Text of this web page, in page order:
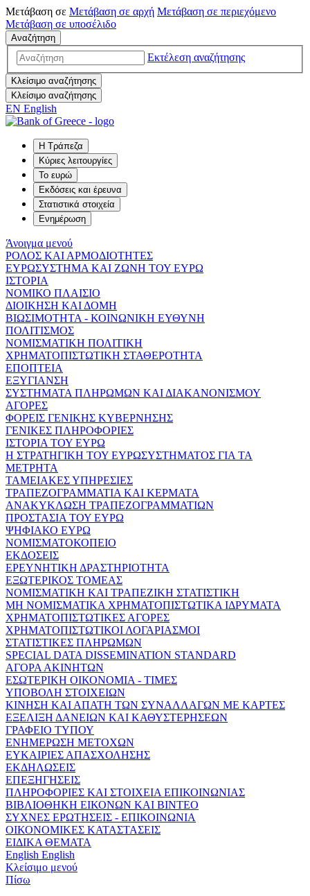
Μετάβαση σε Μετάβαση σε αρχή Μετάβαση σε περιεχόμενο
Μετάβαση σε υποσέλιδο
Αναζήτηση
Εκτέλεση αναζήτησης
Κλείσιμο αναζήτησης
Κλείσιμο αναζήτησης
EN English
Η Τράπεζα
Κύριες λειτουργίες
Το ευρώ
Εκδόσεις και έρευνα
Στατιστικά στοιχεία
Ενημέρωση
Άνοιγμα μενού
ΡΟΛΟΣ ΚΑΙ ΑΡΜΟΔΙΟΤΗΤΕΣ
ΕΥΡΩΣΥΣΤΗΜΑ ΚΑΙ ΖΩΝΗ ΤΟΥ ΕΥΡΩ
ΙΣΤΟΡΙΑ
ΝΟΜΙΚΟ ΠΛΑΙΣΙΟ
ΔΙΟΙΚΗΣΗ ΚΑΙ ΔΟΜΗ
ΒΙΩΣΙΜΟΤΗΤΑ - ΚΟΙΝΩΝΙΚΗ ΕΥΘΥΝΗ
ΠΟΛΙΤΙΣΜΟΣ
ΝΟΜΙΣΜΑΤΙΚΗ ΠΟΛΙΤΙΚΗ
ΧΡΗΜΑΤΟΠΙΣΤΩΤΙΚΗ ΣΤΑΘΕΡΟΤΗΤΑ
ΕΠΟΠΤΕΙΑ
ΕΞΥΓΙΑΝΣΗ
ΣΥΣΤΗΜΑΤΑ ΠΛΗΡΩΜΩΝ ΚΑΙ ΔΙΑΚΑΝΟΝΙΣΜΟΥ
ΑΓΟΡΕΣ
ΦΟΡΕΙΣ ΓΕΝΙΚΗΣ ΚΥΒΕΡΝΗΣΗΣ
ΓΕΝΙΚΕΣ ΠΛΗΡΟΦΟΡΙΕΣ
ΙΣΤΟΡΙΑ ΤΟΥ ΕΥΡΩ
Η ΣΤΡΑΤΗΓΙΚΗ ΤΟΥ ΕΥΡΩΣΥΣΤΗΜΑΤΟΣ ΓΙΑ ΤΑ
ΜΕΤΡΗΤΑ
ΤΑΜΕΙΑΚΕΣ ΥΠΗΡΕΣΙΕΣ
ΤΡΑΠΕΖΟΓΡΑΜΜΑΤΙΑ ΚΑΙ ΚΕΡΜΑΤΑ
ΑΝΑΚΥΚΛΩΣΗ ΤΡΑΠΕΖΟΓΡΑΜΜΑΤΙΩΝ
ΠΡΟΣΤΑΣΙΑ ΤΟΥ ΕΥΡΩ
ΨΗΦΙΑΚΟ ΕΥΡΩ
ΝΟΜΙΣΜΑΤΟΚΟΠΕΙΟ
ΕΚΔΟΣΕΙΣ
ΕΡΕΥΝΗΤΙΚΗ ΔΡΑΣΤΗΡΙΟΤΗΤΑ
ΕΞΩΤΕΡΙΚΟΣ ΤΟΜΕΑΣ
ΝΟΜΙΣΜΑΤΙΚΗ ΚΑΙ ΤΡΑΠΕΖΙΚΗ ΣΤΑΤΙΣΤΙΚΗ
ΜΗ ΝΟΜΙΣΜΑΤΙΚΑ ΧΡΗΜΑΤΟΠΙΣΤΩΤΙΚΑ ΙΔΡΥΜΑΤΑ
ΧΡΗΜΑΤΟΠΙΣΤΩΤΙΚΕΣ ΑΓΟΡΕΣ
ΧΡΗΜΑΤΟΠΙΣΤΩΤΙΚΟΙ ΛΟΓΑΡΙΑΣΜΟΙ
ΣΤΑΤΙΣΤΙΚΕΣ ΠΛΗΡΩΜΩΝ
SPECIAL DATA DISSEMINATION STANDARD
ΑΓΟΡΑ ΑΚΙΝΗΤΩΝ
ΕΣΩΤΕΡΙΚΗ ΟΙΚΟΝΟΜΙΑ - ΤΙΜΕΣ
ΥΠΟΒΟΛΗ ΣΤΟΙΧΕΙΩΝ
ΚΙΝΗΣΗ ΚΑΙ ΑΠΑΤΗ ΤΩΝ ΣΥΝΑΛΛΑΓΩΝ ΜΕ ΚΑΡΤΕΣ
ΕΞΕΛΙΞΗ ΔΑΝΕΙΩΝ ΚΑΙ ΚΑΘΥΣΤΕΡΗΣΕΩΝ
ΓΡΑΦΕΙΟ ΤΥΠΟΥ
ΕΝΗΜΕΡΩΣΗ ΜΕΤΟΧΩΝ
ΕΥΚΑΙΡΙΕΣ ΑΠΑΣΧΟΛΗΣΗΣ
ΕΚΔΗΛΩΣΕΙΣ
ΕΠΕΞΗΓΗΣΕΙΣ
ΠΛΗΡΟΦΟΡΙΕΣ ΚΑΙ ΣΤΟΙΧΕΙΑ ΕΠΙΚΟΙΝΩΝΙΑΣ
ΒΙΒΛΙΟΘΗΚΗ ΕΙΚΟΝΩΝ ΚΑΙ ΒΙΝΤΕΟ
ΣΥΧΝΕΣ ΕΡΩΤΗΣΕΙΣ - ΕΠΙΚΟΙΝΩΝΙΑ
ΟΙΚΟΝΟΜΙΚΕΣ ΚΑΤΑΣΤΑΣΕΙΣ
ΕΙΔΙΚΑ ΘΕΜΑΤΑ
English English
Κλείσιμο μενού
Πίσω